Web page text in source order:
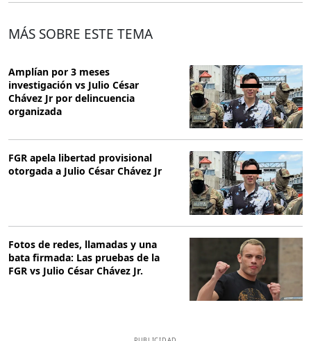
MÁS SOBRE ESTE TEMA
Amplían por 3 meses
investigación vs Julio César
Chávez Jr por delincuencia
organizada
FGR apela libertad provisional
otorgada a Julio César Chávez Jr
Fotos de redes, llamadas y una
bata firmada: Las pruebas de la
FGR vs Julio César Chávez Jr.